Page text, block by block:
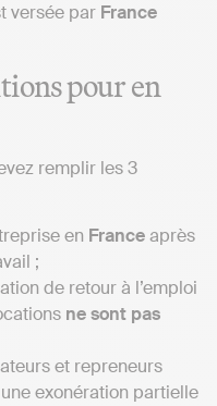
versée par France
pour en
remplir les 3
en Franceaprès
;
de retour à l’emploi
ne sont pas
et repreneurs
exonération partielle